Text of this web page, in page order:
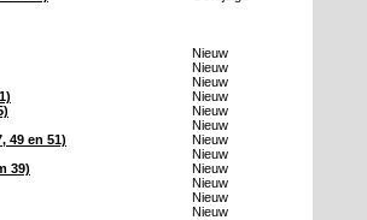
Nieuw
Nieuw
Nieuw
Nieuw
Nieuw
Nieuw
49 en 51)
Nieuw
Nieuw
39)
Nieuw
Nieuw
Nieuw
Nieuw